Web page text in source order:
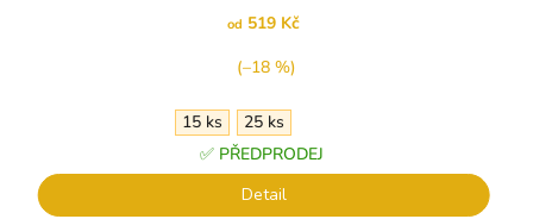
je
z
hvězdiček.
od 519 Kč
(–18 %)
15 ks
25 ks
✅ PŘEDPRODEJ
Detail